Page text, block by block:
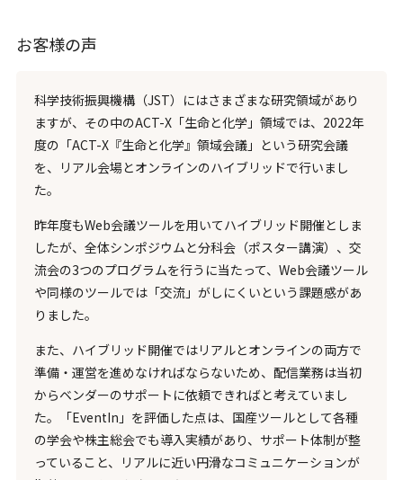
お客様の声
科学技術振興機構（JST）にはさまざまな研究領域があり
ますが、その中のACT-X「生命と化学」領域では、2022年
度の「ACT-X『生命と化学』領域会議」という研究会議
を、リアル会場とオンラインのハイブリッドで行いまし
た。
昨年度もWeb会議ツールを用いてハイブリッド開催としま
したが、全体シンポジウムと分科会（ポスター講演）、交
流会の3つのプログラムを行うに当たって、Web会議ツール
や同様のツールでは「交流」がしにくいという課題感があ
りました。
また、ハイブリッド開催ではリアルとオンラインの両方で
準備・運営を進めなければならないため、配信業務は当初
からベンダーのサポートに依頼できればと考えていまし
た。「EventIn」を評価した点は、国産ツールとして各種
の学会や株主総会でも導入実績があり、サポート体制が整
っていること、リアルに近い円滑なコミュニケーションが